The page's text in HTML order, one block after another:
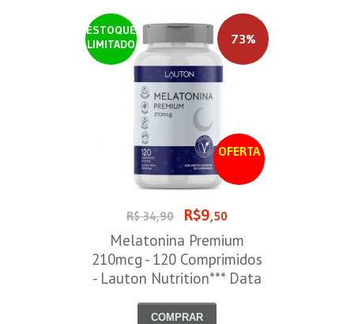
ESTOQUE
LIMITADO
OFERTA
73%
R$ 34,90 R$9,50
Melatonina Premium
210mcg - 120 Comprimidos
- Lauton Nutrition*** Data
COMPRAR